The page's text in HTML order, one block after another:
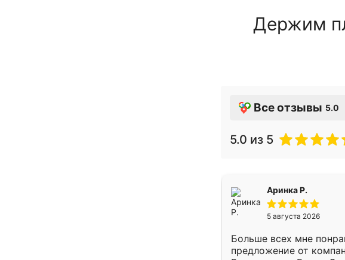
Держим
Все отзывы 5.0
5.0 из 5
Аринка Р.
5 августа 2026
Больше всех мне
предложение от